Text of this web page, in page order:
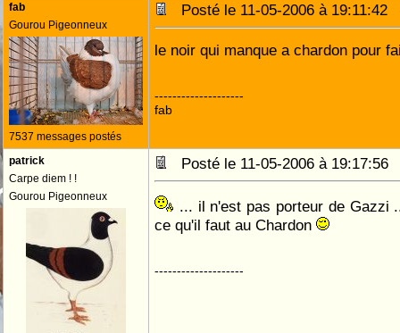
fab
Gourou Pigeonneux
7537 messages postés
Posté le 11-05-2006 à 19:11:42
le noir qui manque a chardon pour
--------------------
fab
patrick
Carpe diem ! !
Gourou Pigeonneux
Posté le 11-05-2006 à
... il n'est pas porteur de Gazzi
ce qu'il faut au Chardon
--------------------